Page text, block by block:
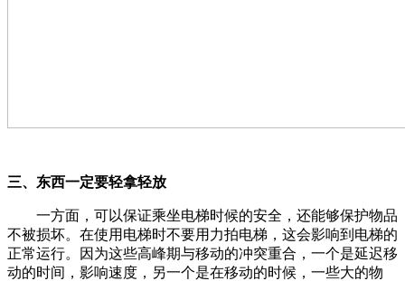
三、东西一定要轻拿轻放
一方面，可以保证乘坐电梯时候的安全，还能够保护物品
不被损坏。在使用电梯时不要用力拍电梯，这会影响到电梯的
正常运行。因为这些高峰期与移动的冲突重合，一个是延迟移
动的时间，影响速度，另一个是在移动的时候，一些大的物